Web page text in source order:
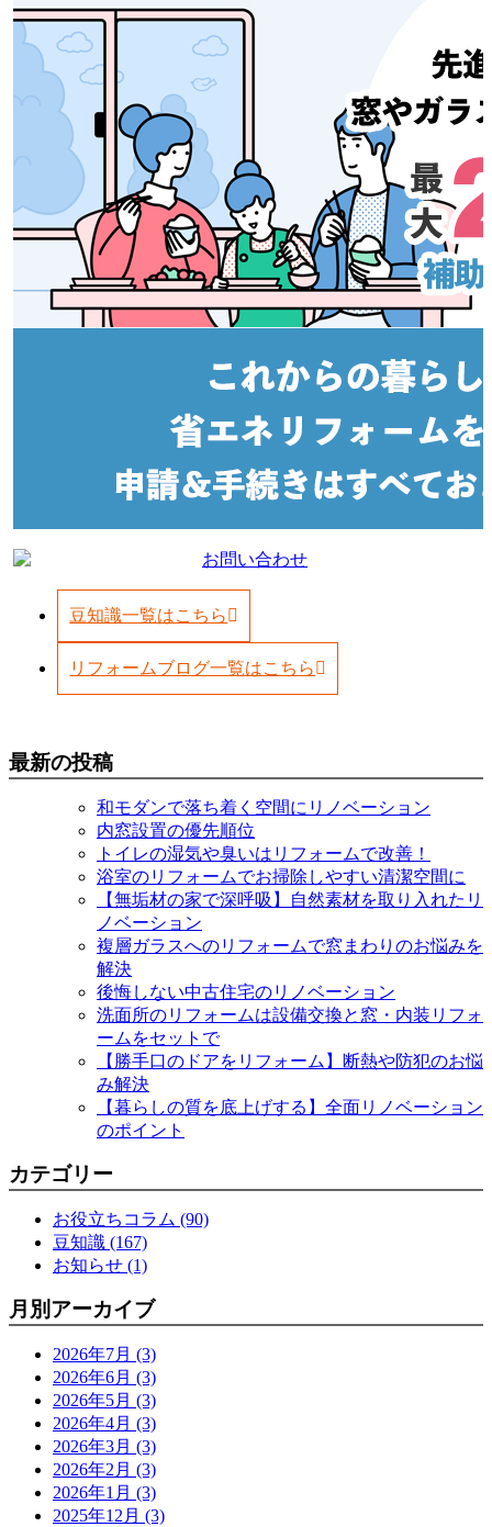
豆知識一覧はこちら
リフォームブログ一覧はこちら
最新の投稿
和モダンで落ち着く空間にリノベーション
内窓設置の優先順位
トイレの湿気や臭いはリフォームで改善！
浴室のリフォームでお掃除しやすい清潔空間に
【無垢材の家で深呼吸】自然素材を取り入れたリ
ノベーション
複層ガラスへのリフォームで窓まわりのお悩みを
解決
後悔しない中古住宅のリノベーション
洗面所のリフォームは設備交換と窓・内装リフォ
ームをセットで
【勝手口のドアをリフォーム】断熱や防犯のお悩
み解決
【暮らしの質を底上げする】全面リノベーション
のポイント
カテゴリー
お役立ちコラム (90)
豆知識 (167)
お知らせ (1)
月別アーカイブ
2026年7月 (3)
2026年6月 (3)
2026年5月 (3)
2026年4月 (3)
2026年3月 (3)
2026年2月 (3)
2026年1月 (3)
2025年12月 (3)